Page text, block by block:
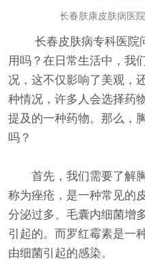
长春肤康皮肤病医院
长春皮肤病专科医院
用吗？在日常生活中，我
况，这不仅影响了美观，
种情况，许多人会选择药
提及的一种药物。那么，
吗？
首先，我们需要了解胸
称为痤疮，是一种常见的
分泌过多、毛囊内细菌增
引起的。而罗红霉素是一
由细菌引起的感染。